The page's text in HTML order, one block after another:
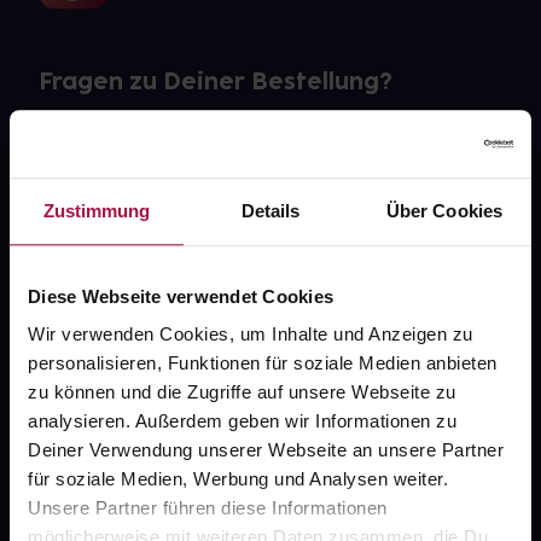
Zustimmung Details Über Cookies
Diese Webseite verwendet Cookies
Wir verwenden Cookies, um Inhalte und Anzeigen zu
personalisieren, Funktionen für soziale Medien anbieten
zu können und die Zugriffe auf unsere Webseite zu
analysieren. Außerdem geben wir Informationen zu
Deiner Verwendung unserer Webseite an unsere Partner
für soziale Medien, Werbung und Analysen weiter.
Unsere Partner führen diese Informationen
Fragen zu Deiner Bestellung?
Über uns
Karriere